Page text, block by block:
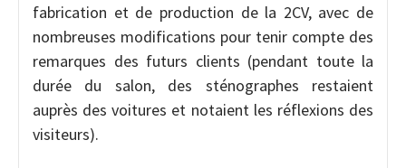
fabrication et de production de la 2CV, avec de
nombreuses modifications pour tenir compte des
remarques des futurs clients (pendant toute la
durée du salon, des sténographes restaient
auprès des voitures et notaient les réflexions des
visiteurs).